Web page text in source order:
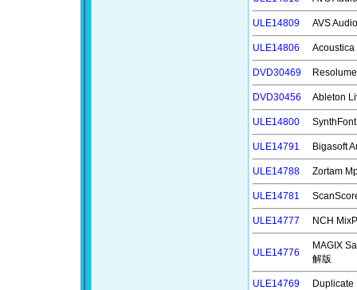
ULE14809 AVS
ULE14806 Acoustica
DVD30469
DVD30456 Ableton
ULE14800
ULE14791 Bigasoft
ULE14788 Zortam
ULE14781
ULE14777 NCH
ULE14776
MAGIX
解版
ULE14769 Duplicate